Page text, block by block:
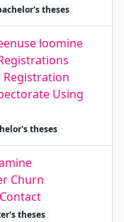
theses
loomine
Registration
Using
theses
Churn
theses